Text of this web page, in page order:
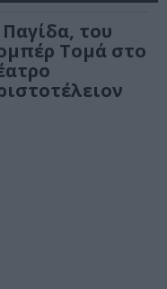
του
Τομά στο